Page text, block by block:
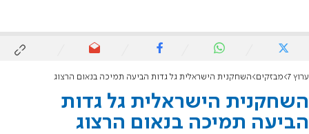
ערוץ 7 מבזקים השחקנית הישראלית גל גדות הביעה תמיכה בנאום הרצוג
השחקנית הישראלית גל גדות
הביעה תמיכה בנאום הרצוג